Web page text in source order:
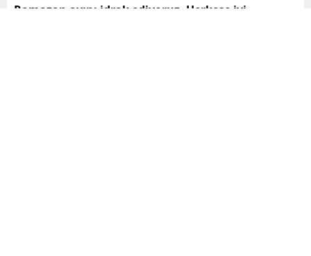
Ramazan ayını idrak ediyoruz. Herkese iyi